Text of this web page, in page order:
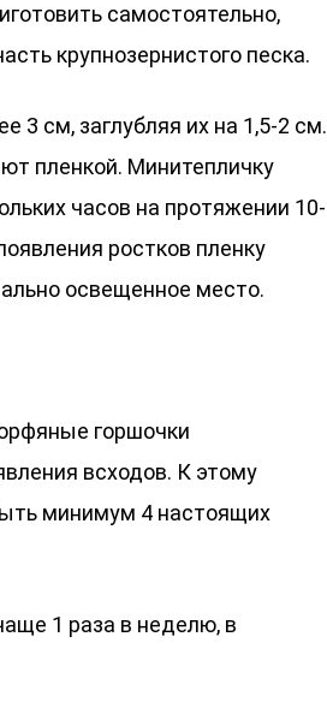
самостоятельно,
крупнозернистого песка.
см, заглубляя их на 1,5-2 см.
пленкой. Минитепличку
часов на протяжении 10-
ростков пленку
освещенное место.
горшочки
всходов. К этому
минимум 4 настоящих
1 раза в неделю, в